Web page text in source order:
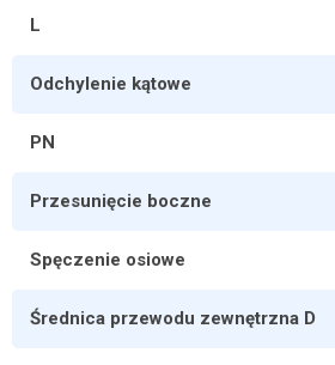
L
Odchylenie kątowe
PN
Przesunięcie boczne
Spęczenie osiowe
Średnica przewodu zewnętrzna D